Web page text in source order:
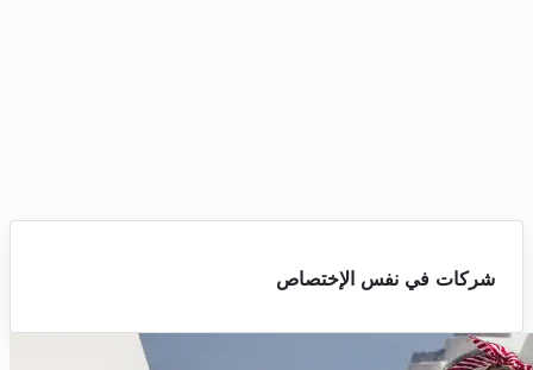
شركات في نفس الإختصاص